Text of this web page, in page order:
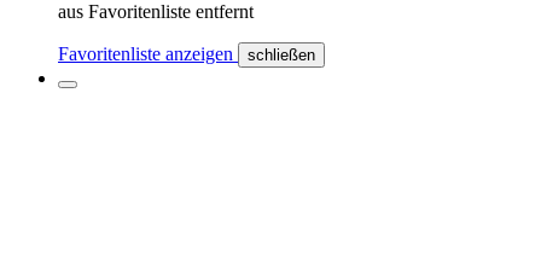
aus Favoritenliste entfernt
Favoritenliste anzeigen schließen